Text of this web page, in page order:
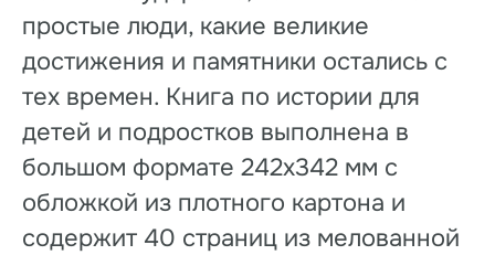
простые люди, какие великие
достижения и памятники остались с
тех времен. Книга по истории для
детей и подростков выполнена в
большом формате 242х342 мм с
обложкой из плотного картона и
содержит 40 страниц из мелованной